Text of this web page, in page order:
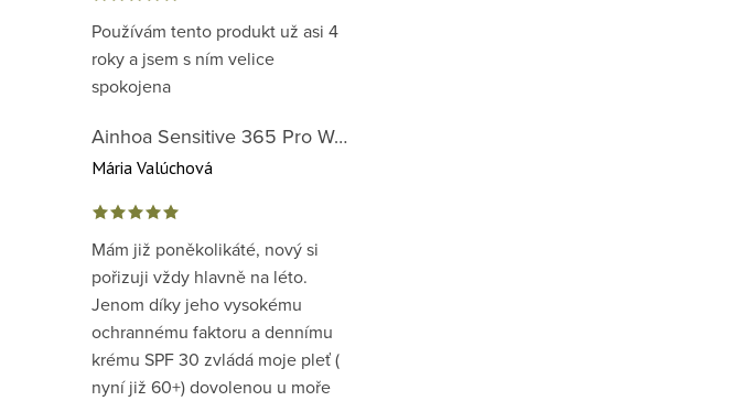
Používám tento produkt už asi 4
roky a jsem s ním velice
spokojena
Ainhoa Sensitive 365 Pro Well-Being Cream - zklidňující krém pro normální až suchou citlivou pleť
Mária Valúchová
Mám již poněkolikáté, nový si
pořizuji vždy hlavně na léto.
Jenom díky jeho vysokému
ochrannému faktoru a dennímu
krému SPF 30 zvládá moje pleť (
nyní již 60+) dovolenou u moře